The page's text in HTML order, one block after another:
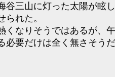
谷三山に灯った太陽が眩
られた。
くなりそうではあるが、
必要だけは全く無さそう